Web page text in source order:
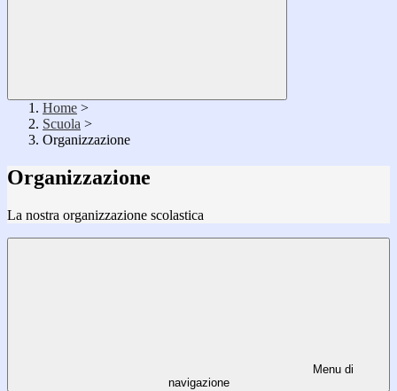
Home >
Scuola >
Organizzazione
Organizzazione
La nostra organizzazione scolastica
Menu di
navigazione